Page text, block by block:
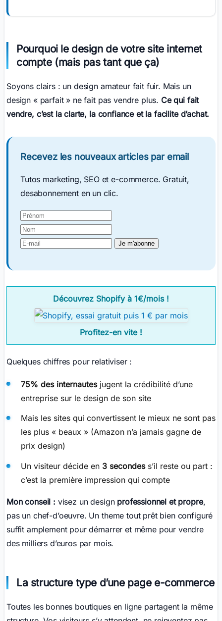
Pourquoi le design de votre site internet
compte (mais pas tant que ça)
Soyons clairs : un design amateur fait fuir. Mais un
design « parfait » ne fait pas vendre plus. Ce qui fait
vendre, c’est la clarte, la confiance et la facilite d’achat.
Recevez les nouveaux articles par email
Tutos marketing, SEO et e-commerce. Gratuit,
desabonnement en un clic.
Découvrez Shopify à 1€/mois !
Profitez-en vite !
Quelques chiffres pour relativiser :
75% des internautesjugent la crédibilité d’une
entreprise sur le design de son site
Mais les sites qui convertissent le mieux ne sont pas
les plus « beaux » (Amazon n’a jamais gagne de
prix design)
Un visiteur décide en 3 secondess’il reste ou part :
c’est la première impression qui compte
Mon conseil : visez un design professionnel et propre,
pas un chef-d’oeuvre. Un theme tout prêt bien configuré
suffit amplement pour démarrer et même pour vendre
des milliers d’euros par mois.
La structure type d’une page e-commerce
Toutes les bonnes boutiques en ligne partagent la même